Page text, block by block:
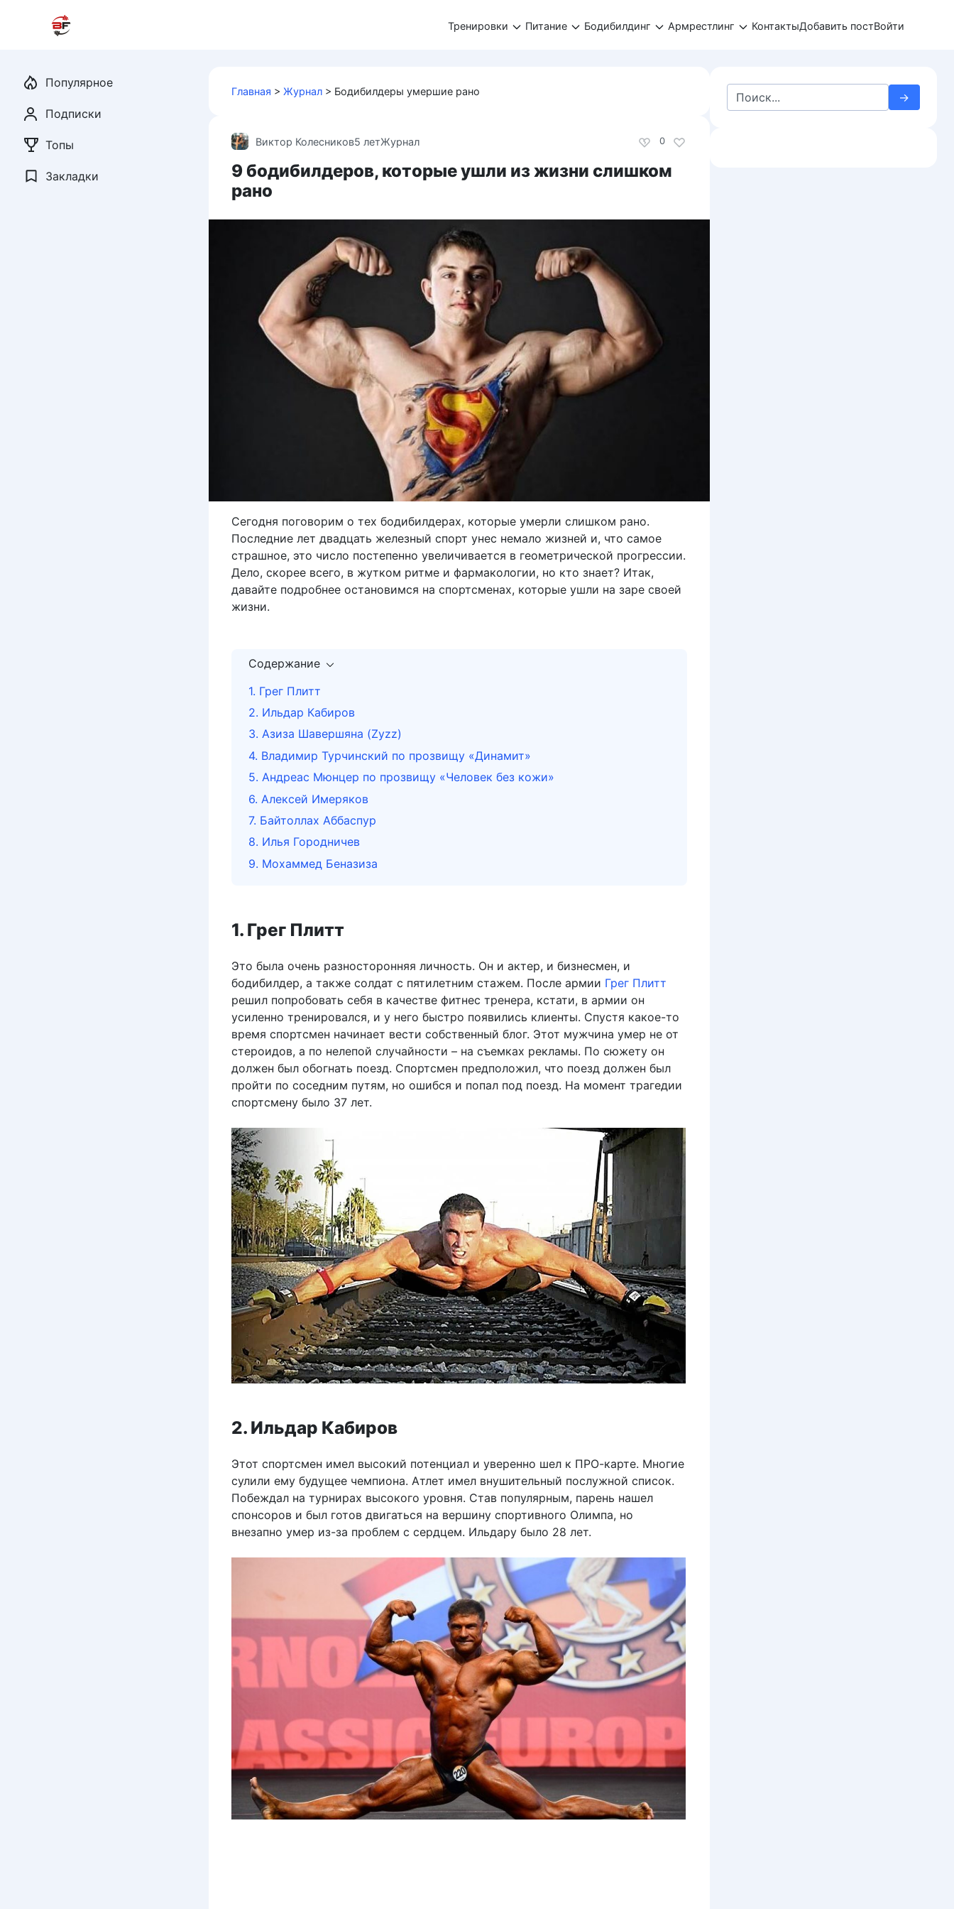
Тренировки Питание Бодибилдинг Армрестлинг КонтактыДобавить постВойти
Главная > Журнал > Бодибилдеры умершие рано
0
Виктор Колесников5 летЖурнал
9 бодибилдеров, которые ушли из жизни слишком
рано
Сегодня поговорим о тех бодибилдерах, которые умерли слишком рано.
Последние лет двадцать железный спорт унес немало жизней и, что самое
страшное, это число постепенно увеличивается в геометрической прогрессии.
Дело, скорее всего, в жутком ритме и фармакологии, но кто знает? Итак,
давайте подробнее остановимся на спортсменах, которые ушли на заре своей
жизни.
Содержание
1. Грег Плитт
2. Ильдар Кабиров
3. Азиза Шавершяна (Zyzz)
4. Владимир Турчинский по прозвищу «Динамит»
5. Андреас Мюнцер по прозвищу «Человек без кожи»
6. Алексей Имеряков
7. Байтоллах Аббаспур
8. Илья Городничев
9. Мохаммед Беназиза
1. Грег Плитт
Это была очень разносторонняя личность. Он и актер, и бизнесмен, и
бодибилдер, а также солдат с пятилетним стажем. После армии Грег Плитт
решил попробовать себя в качестве фитнес тренера, кстати, в армии он
усиленно тренировался, и у него быстро появились клиенты. Спустя какое-то
время спортсмен начинает вести собственный блог. Этот мужчина умер не от
стероидов, а по нелепой случайности – на съемках рекламы. По сюжету он
должен был обогнать поезд. Спортсмен предположил, что поезд должен был
пройти по соседним путям, но ошибся и попал под поезд. На момент трагедии
спортсмену было 37 лет.
2. Ильдар Кабиров
Этот спортсмен имел высокий потенциал и уверенно шел к ПРО-карте. Многие
сулили ему будущее чемпиона. Атлет имел внушительный послужной список.
Побеждал на турнирах высокого уровня. Став популярным, парень нашел
спонсоров и был готов двигаться на вершину спортивного Олимпа, но
внезапно умер из-за проблем с сердцем. Ильдару было 28 лет.
Популярное
Подписки
Топы
Закладки
Search
for: